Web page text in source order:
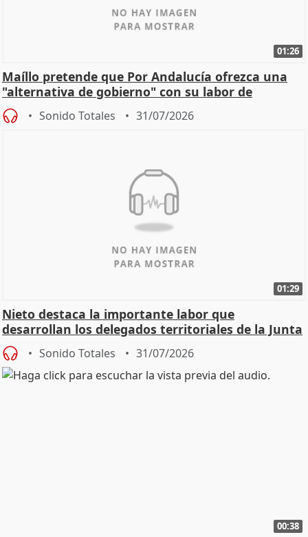
01:26
Maíllo pretende que Por Andalucía ofrezca una
"alternativa de gobierno" con su labor de
oposición
Sonido Totales 31/07/2026
01:29
Nieto destaca la importante labor que
desarrollan los delegados territoriales de la Junta
Sonido Totales 31/07/2026
00:38